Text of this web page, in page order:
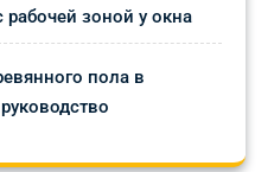
рабочей зоной у окна
пола в